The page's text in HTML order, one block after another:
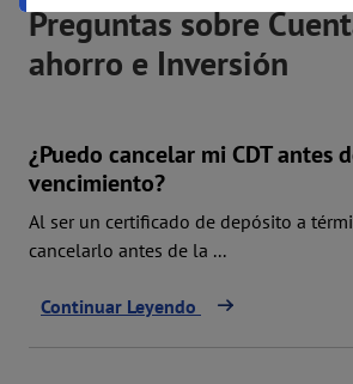
Preguntas sobre
ahorro e Inversión
¿Puedo cancelar mi CDT antes
vencimiento?
Al ser un certificado de depósito a
cancelarlo antes de la ...
Continuar Leyendo